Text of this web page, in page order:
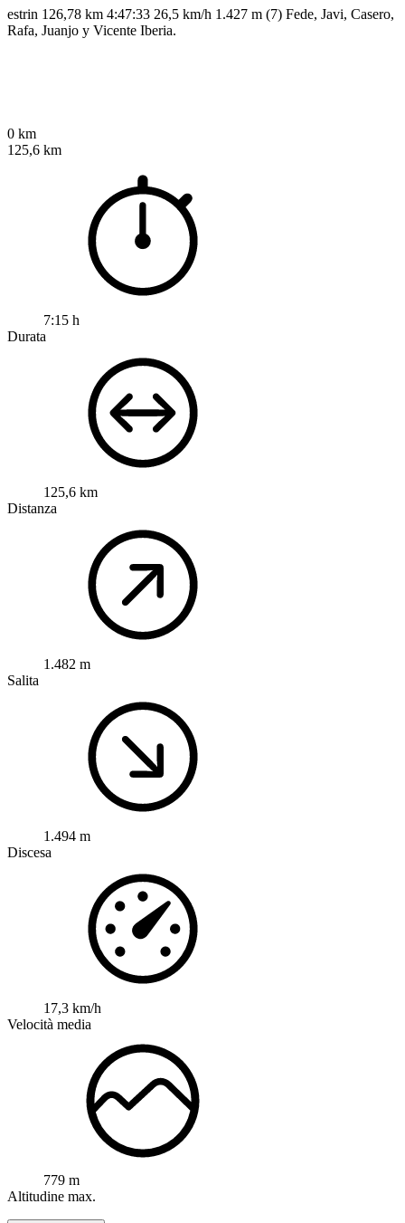
estrin 126,78 km 4:47:33 26,5 km/h 1.427 m (7) Fede, Javi, Casero,
Rafa, Juanjo y Vicente Iberia.
0 km
125,6 km
7:15 h
Durata
125,6 km
Distanza
1.482 m
Salita
1.494 m
Discesa
17,3 km/h
Velocità media
779 m
Altitudine max.